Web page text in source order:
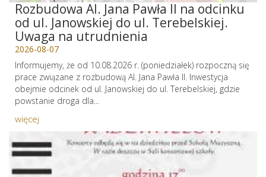
Rozbudowa Al. Jana Pawła II na odcinku
od ul. Janowskiej do ul. Terebelskiej.
Uwaga na utrudnienia
2026-08-07
Informujemy, że od 10.08.2026 r. (poniedziałek) rozpoczną się
prace związane z rozbudową Al. Jana Pawła II. Inwestycja
obejmie odcinek od ul. Janowskiej do ul. Terebelskiej, gdzie
powstanie droga dla...
więcej